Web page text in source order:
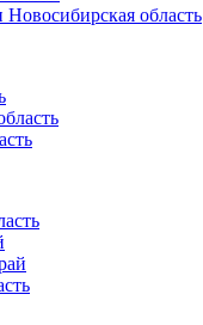
область